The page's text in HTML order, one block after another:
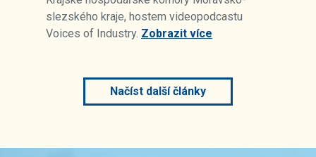
slezského kraje, hostem videopodcastu
Voices of Industry. Zobrazit více
Načíst další články